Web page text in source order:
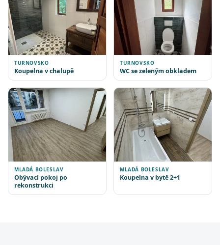
TURNOVSKO
Koupelna v chalupě
TURNOVSKO
WC se zeleným obkladem
MLADÁ BOLESLAV
Obývací pokoj po
rekonstrukci
MLADÁ BOLESLAV
Koupelna v bytě 2+1